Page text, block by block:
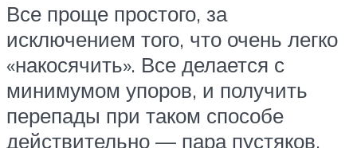
Все проще простого, за
исключением того, что очень легко
«накосячить». Все делается с
минимумом упоров, и получить
перепады при таком способе
действительно — пара пустяков.